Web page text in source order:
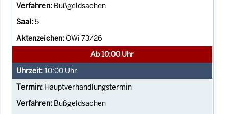
Bußgeldsachen
5
OWi 73/26
Ab 10:00 Uhr
10:00 Uhr
Hauptverhandlungstermin
Bußgeldsachen